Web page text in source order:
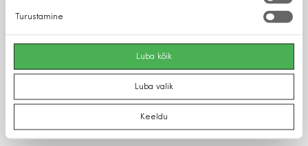
Turustamine
Luba kõik
Luba valik
Keeldu